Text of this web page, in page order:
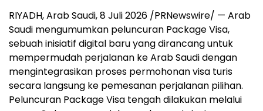
RIYADH, Arab Saudi,8 Juli 2026 /PRNewswire/ — Arab
Saudi mengumumkan peluncuran Package Visa,
sebuah inisiatif digital baru yang dirancang untuk
mempermudah perjalanan ke Arab Saudi dengan
mengintegrasikan proses permohonan visa turis
secara langsung ke pemesanan perjalanan pilihan.
Peluncuran Package Visa tengah dilakukan melalui